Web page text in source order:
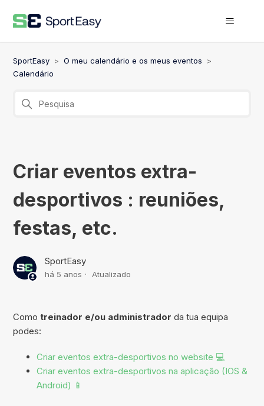
SportEasy
O meu calendário e os meus eventos
Calendário
Criar eventos extra-
desportivos : reuniões,
festas, etc.
SportEasy
há 5 anos Atualizado
Comotreinador e/ou administrador da tua equipa
podes:
Criar eventos extra-desportivos no website 💻
Criar eventos extra-desportivos na aplicação (IOS &
Android) 📱